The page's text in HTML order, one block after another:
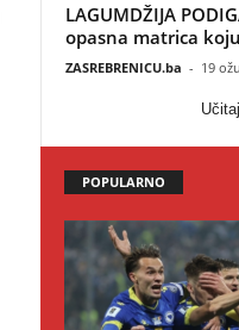
LAGUMDŽIJA
opasna matrica
ZASREBRENICU.ba - 19
POPULARNO